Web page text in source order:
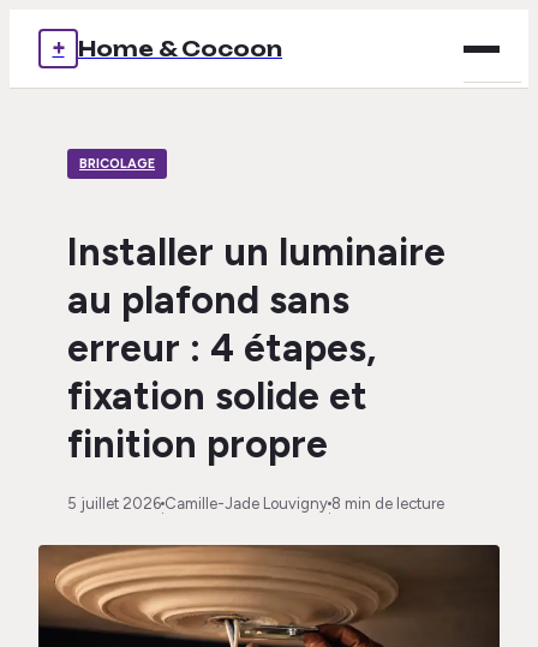
+ Home & Cocoon
BRICOLAGE
Installer un luminaire
au plafond sans
erreur : 4 étapes,
fixation solide et
finition propre
5 juillet 2026
·
Camille-Jade Louvigny
·
8 min de lecture